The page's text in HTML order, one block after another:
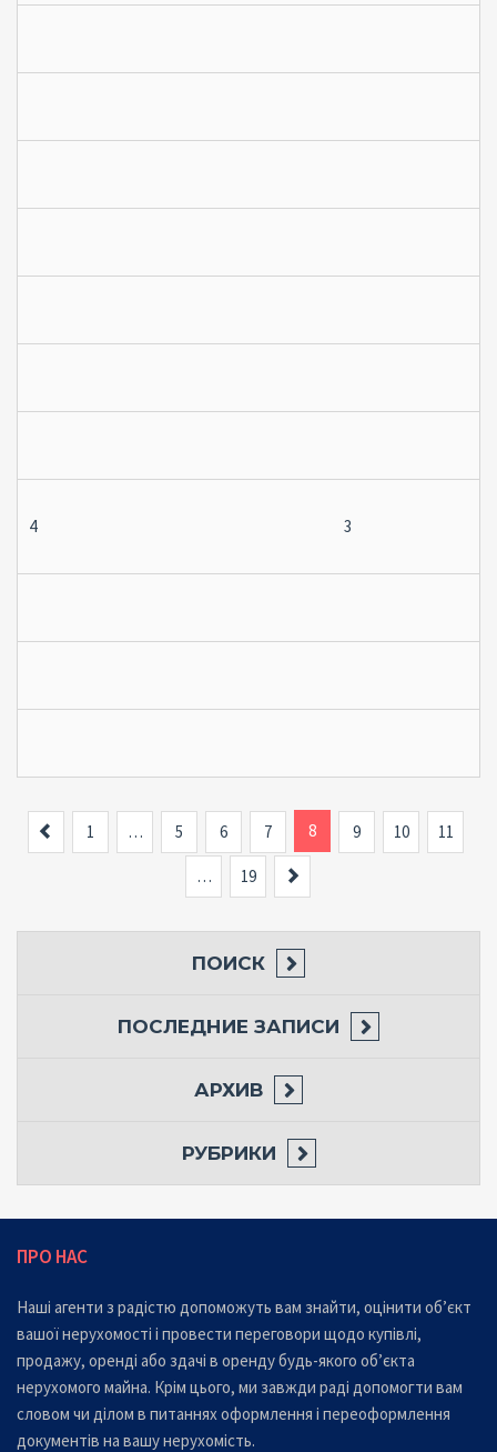
4 3
Назад1 … 5 6 7 8 9 10 11
… 19
ПОИСК
ПОСЛЕДНИЕ ЗАПИСИ
АРХИВ
РУБРИКИ
ПРО НАС
Наші агенти з радістю допоможуть вам знайти, оцінити об’єкт
вашої нерухомості і провести переговори щодо купівлі,
продажу, оренді або здачі в оренду будь-якого об’єкта
нерухомого майна. Крім цього, ми завжди раді допомогти вам
словом чи ділом в питаннях оформлення і переоформлення
документів на вашу нерухомість.